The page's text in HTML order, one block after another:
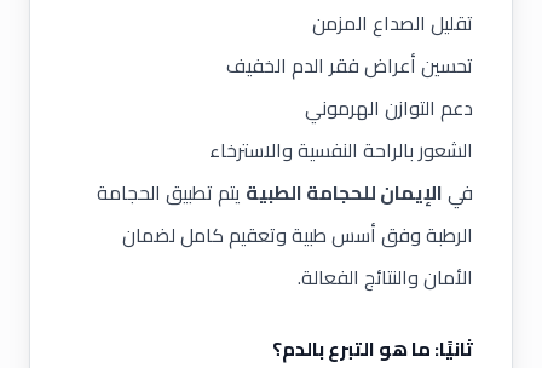
تقليل الصداع المزمن
تحسين أعراض فقر الدم الخفيف
دعم التوازن الهرموني
الشعور بالراحة النفسية والاسترخاء
فيالإيمان للحجامة الطبية يتم تطبيق الحجامة
الرطبة وفق أسس طبية وتعقيم كامل لضمان
الأمان والنتائج الفعالة.
ثانيًا: ما هو التبرع بالدم؟